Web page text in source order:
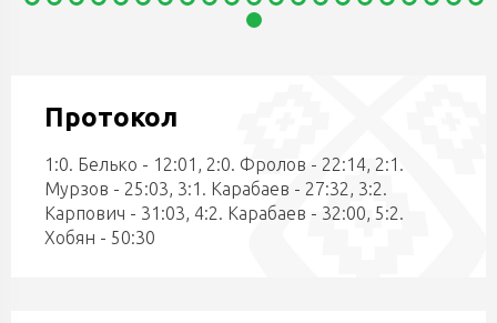
Протокол
1:0. Белько - 12:01, 2:0. Фролов - 22:14, 2:1.
Мурзов - 25:03, 3:1. Карабаев - 27:32, 3:2.
Карпович - 31:03, 4:2. Карабаев - 32:00, 5:2.
Хобян - 50:30